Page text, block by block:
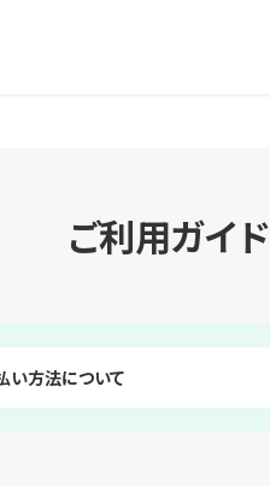
ご利用ガイド
い方法について